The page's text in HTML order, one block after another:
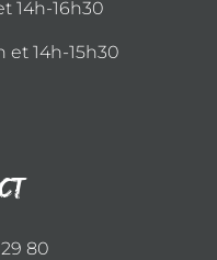
14h-16h30
et 14h-15h30
80